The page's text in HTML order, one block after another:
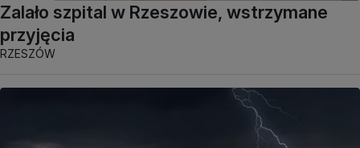
Zalało szpital w Rzeszowie, wstrzymane
przyjęcia
RZESZÓW